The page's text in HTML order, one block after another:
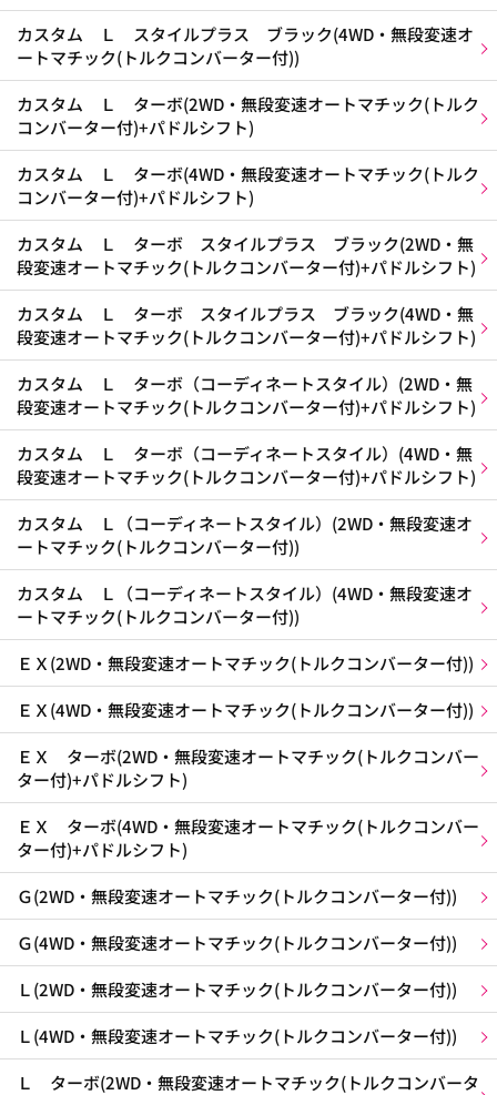
カスタム Ｌ スタイルプラス ブラック(4WD・無段変速オ
ートマチック(トルクコンバーター付))
カスタム Ｌ ターボ(2WD・無段変速オートマチック(トルク
コンバーター付)+パドルシフト)
カスタム Ｌ ターボ(4WD・無段変速オートマチック(トルク
コンバーター付)+パドルシフト)
カスタム Ｌ ターボ スタイルプラス ブラック(2WD・無
段変速オートマチック(トルクコンバーター付)+パドルシフト)
カスタム Ｌ ターボ スタイルプラス ブラック(4WD・無
段変速オートマチック(トルクコンバーター付)+パドルシフト)
カスタム Ｌ ターボ（コーディネートスタイル）(2WD・無
段変速オートマチック(トルクコンバーター付)+パドルシフト)
カスタム Ｌ ターボ（コーディネートスタイル）(4WD・無
段変速オートマチック(トルクコンバーター付)+パドルシフト)
カスタム Ｌ（コーディネートスタイル）(2WD・無段変速オ
ートマチック(トルクコンバーター付))
カスタム Ｌ（コーディネートスタイル）(4WD・無段変速オ
ートマチック(トルクコンバーター付))
ＥＸ(2WD・無段変速オートマチック(トルクコンバーター付))
ＥＸ(4WD・無段変速オートマチック(トルクコンバーター付))
ＥＸ ターボ(2WD・無段変速オートマチック(トルクコンバー
ター付)+パドルシフト)
ＥＸ ターボ(4WD・無段変速オートマチック(トルクコンバー
ター付)+パドルシフト)
Ｇ(2WD・無段変速オートマチック(トルクコンバーター付))
Ｇ(4WD・無段変速オートマチック(トルクコンバーター付))
Ｌ(2WD・無段変速オートマチック(トルクコンバーター付))
Ｌ(4WD・無段変速オートマチック(トルクコンバーター付))
Ｌ ターボ(2WD・無段変速オートマチック(トルクコンバータ